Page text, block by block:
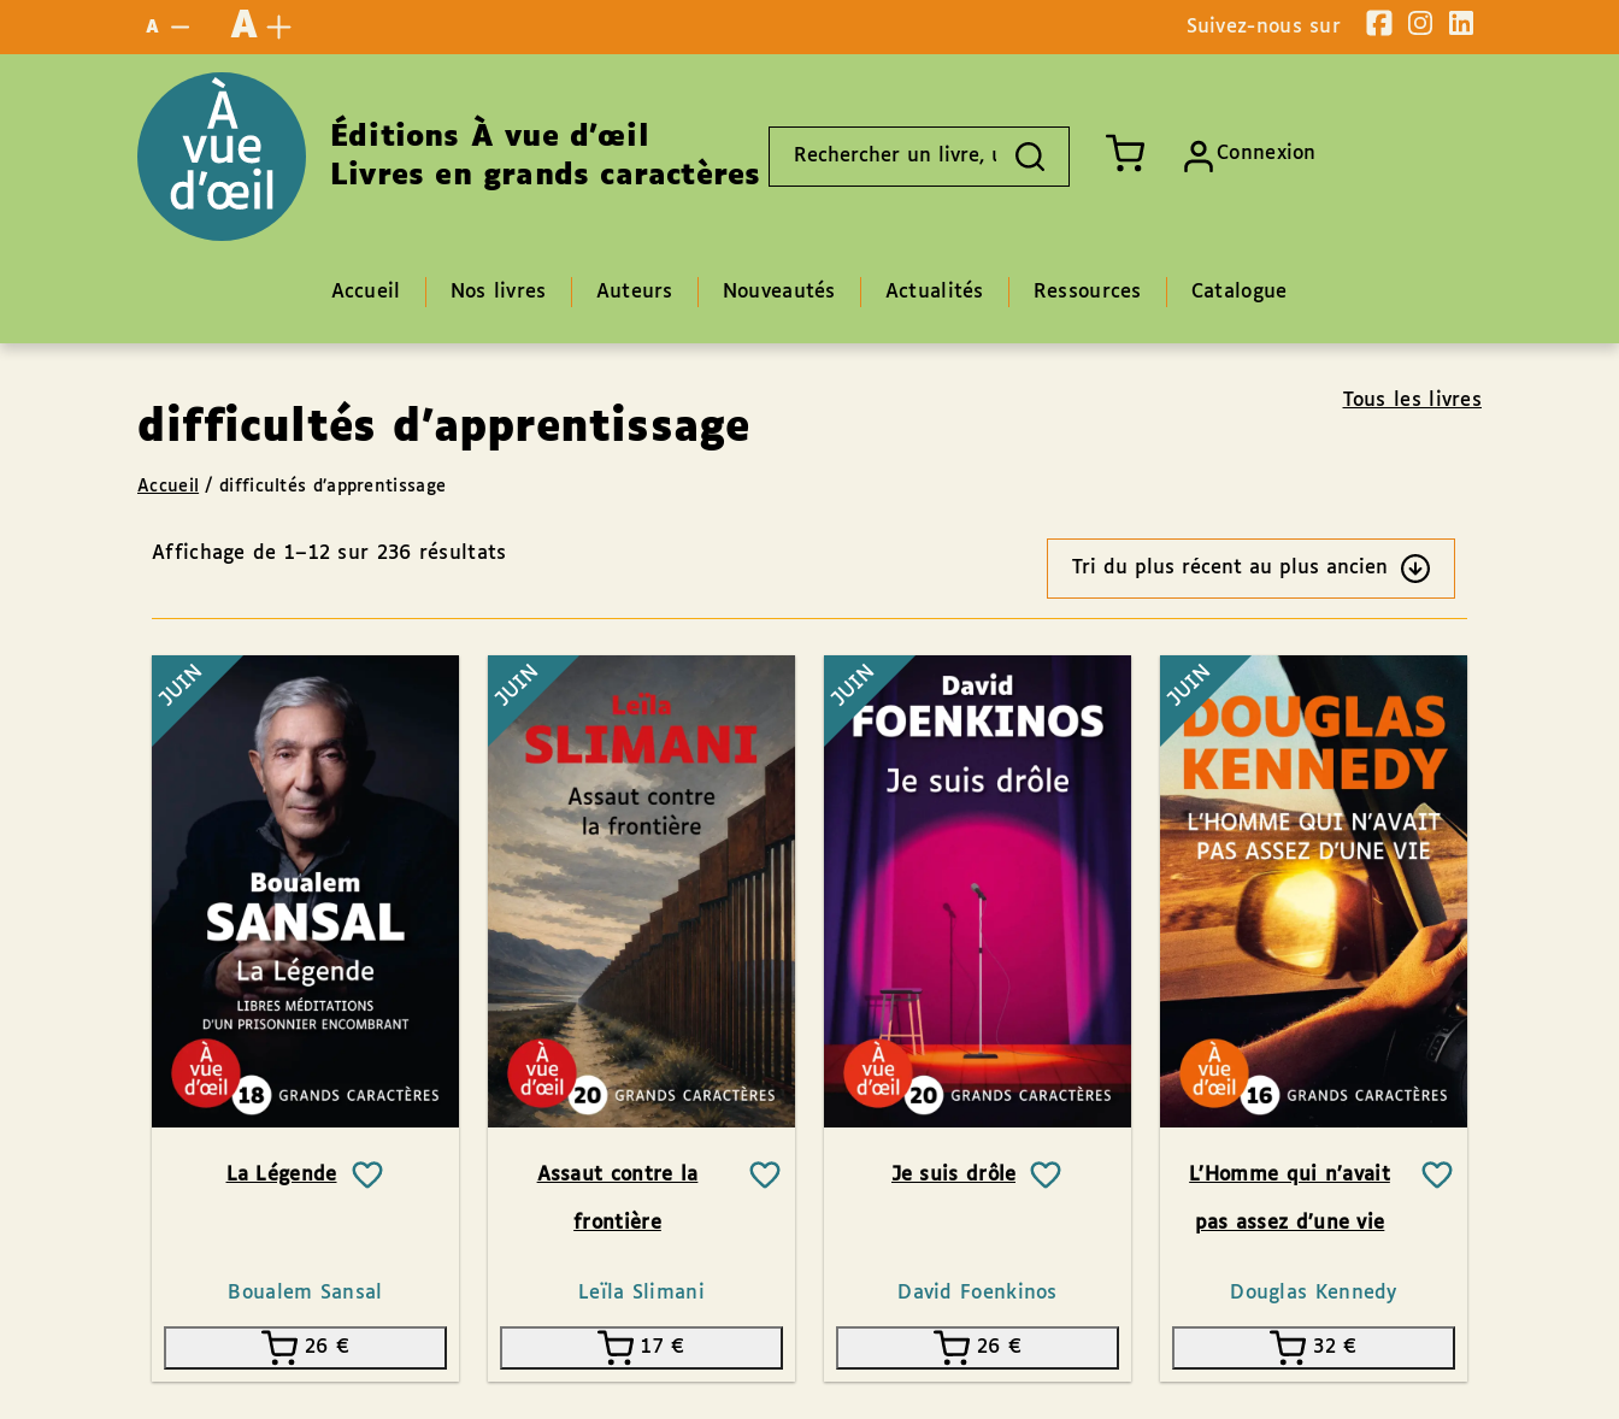
A A Suivez-nous sur
Éditions À vue d’œil
Livres en grands caractères livre,
Connexion
Accueil Nos livres Auteurs Nouveautés Actualités Ressources Catalogue
difficultés d’apprentissage
Tous les livres
Accueil /difficultés d’apprentissage
Affichage de 1–12 sur 236 résultats
Ordre
JUIN
La Légende
Boualem Sansal
26 €
JUIN
Assaut contre la
frontière
Leïla Slimani
17€
JUIN
Je suis drôle
David Foenkinos
26 €
JUIN
L’Homme qui n’avait
pas assez d’une vie
Douglas Kennedy
32€
Panneau de gestion des cookies